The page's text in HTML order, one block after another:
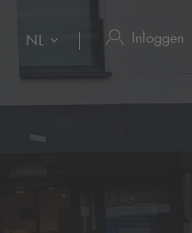
NL Inloggen